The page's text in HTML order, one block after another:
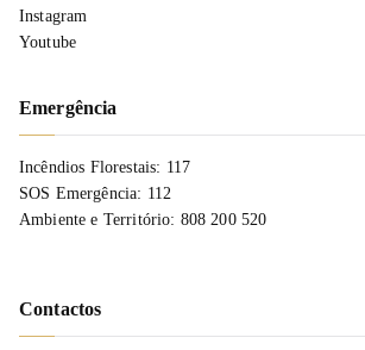
Instagram
Youtube
Emergência
Incêndios Florestais: 117
SOS Emergência: 112
Ambiente e Território: 808 200 520
Contactos